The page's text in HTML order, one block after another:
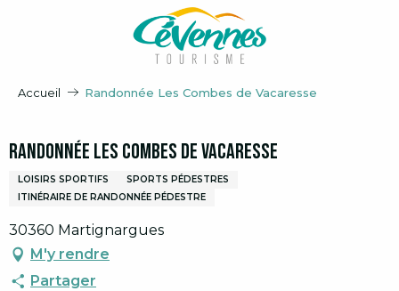
Accueil Randonnée Les Combes de Vacaresse
Randonnée Les Combes de Vacaresse
LOISIRS SPORTIFS
SPORTS PÉDESTRES
ITINÉRAIRE DE RANDONNÉE PÉDESTRE
30360 Martignargues
M'y rendre
Partager